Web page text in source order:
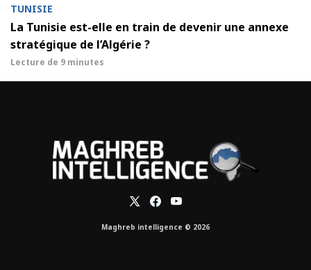
TUNISIE
La Tunisie est-elle en train de devenir une annexe
stratégique de l’Algérie ?
Lecture de 9 minutes
Maghreb intelligence © 2026